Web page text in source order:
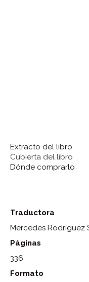
Extracto del libro
Cubierta del libro
Dónde comprarlo
Traductora
Mercedes Rodríguez
Páginas
336
Formato